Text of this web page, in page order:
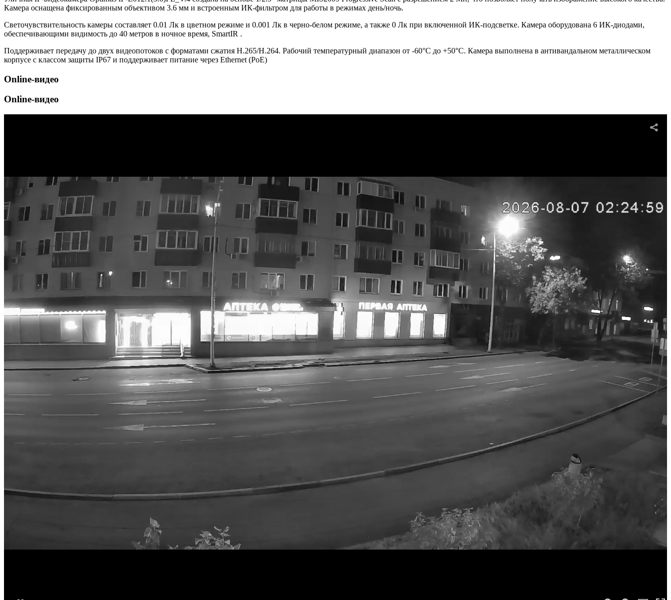
Камера оснащена фиксированным объективом 3.6 мм и встроенным ИК-фильтром для работы в режимах день/ночь.
Светочувствительность камеры составляет 0.01 Лк в цветном режиме и 0.001 Лк в черно-белом режиме, а также 0 Лк при включенной ИК-подсветке. Камера оборудована 6 ИК-диодами,
обеспечивающими видимость до 40 метров в ночное время, SmartIR .
Поддерживает передачу до двух видеопотоков с форматами сжатия H.265/H.264. Рабочий температурный диапазон от -60°C до +50°C. Камера выполнена в антивандальном металлическом
корпусе с классом защиты IP67 и поддерживает питание через Ethernet (PoE)​
Online-видео
Online-видео